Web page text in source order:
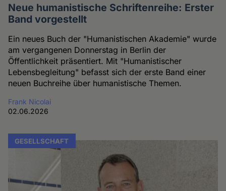
Neue humanistische Schriftenreihe: Erster
Band vorgestellt
Ein neues Buch der "Humanistischen Akademie" wurde
am vergangenen Donnerstag in Berlin der
Öffentlichkeit präsentiert. Mit "Humanistischer
Lebensbegleitung" befasst sich der erste Band einer
neuen Buchreihe über humanistische Themen.
Frank Nicolai
02.06.2026
GESELLSCHAFT